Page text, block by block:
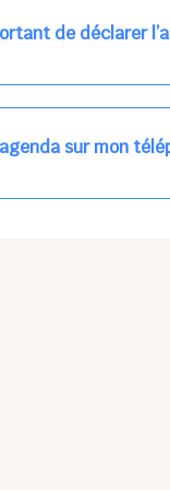
de déclarer
enfants à
car les repas sont
sur mon
sur l'App Store ni